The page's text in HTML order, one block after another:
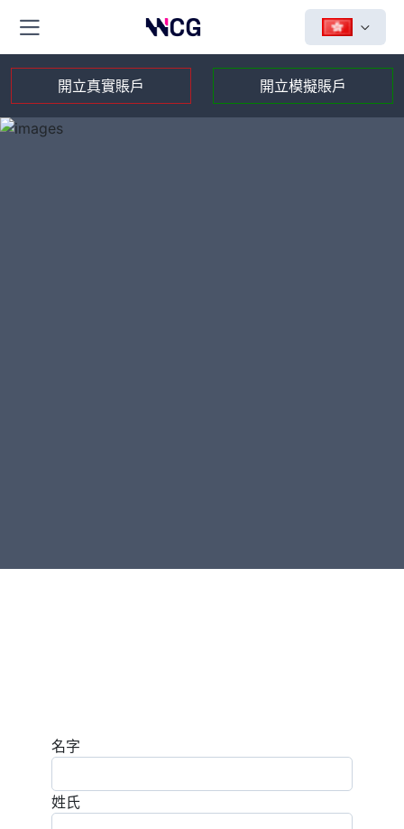
開立真實賬戶 開立模擬賬戶
名字
姓氏